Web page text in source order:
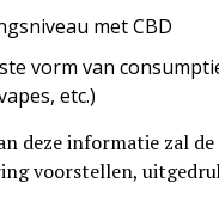
met CBD
vorm van
etc.)
deze informatie zal
voorstellen,